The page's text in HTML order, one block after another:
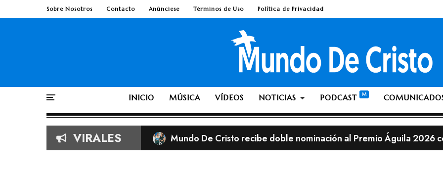
Sobre Nosotros Contacto Anúnciese Términos de Uso Política de Privacidad
INICIO MÚSICA VÍDEOS NOTICIAS PODCAST
VIRALES Mundo De Cristo recibe doble nominación al Premio Águila 2026
Imágenes virales de Lionel Messi en una iglesia cristiana resultan
Según la Biblia; ¿Es pecado ante Dios dejarse crecer la barba o el
TobyMac de estreno, con el álbum «This is Not a Test»